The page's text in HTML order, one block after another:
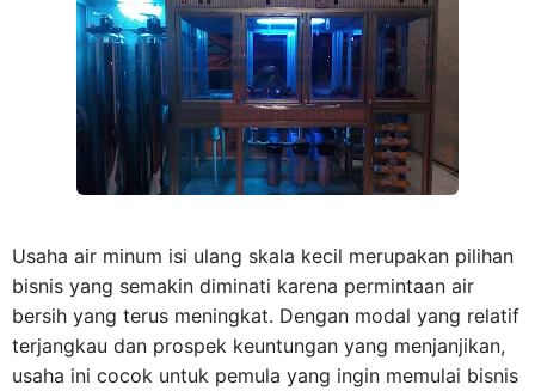
Usaha air minum isi ulang skala kecil merupakan pilihan
bisnis yang semakin diminati karena permintaan air
bersih yang terus meningkat. Dengan modal yang relatif
terjangkau dan prospek keuntungan yang menjanjikan,
usaha ini cocok untuk pemula yang ingin memulai bisnis